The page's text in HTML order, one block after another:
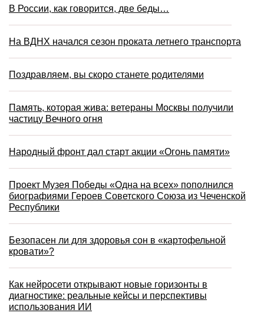
В России, как говорится, две беды…
На ВДНХ начался сезон проката летнего транспорта
Поздравляем, вы скоро станете родителями
Память, которая жива: ветераны Москвы получили
частицу Вечного огня
Народный фронт дал старт акции «Огонь памяти»
Проект Музея Победы «Одна на всех» пополнился
биографиями Героев Советского Союза из Чеченской
Республики
Безопасен ли для здоровья сон в «картофельной
кровати»?
Как нейросети открывают новые горизонты в
диагностике: реальные кейсы и перспективы
использования ИИ